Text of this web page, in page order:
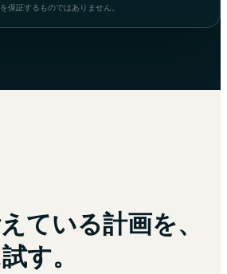
保証するものではありません。
ている計画を、
す。